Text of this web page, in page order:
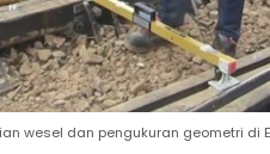
wesel dan pengukuran geometri di